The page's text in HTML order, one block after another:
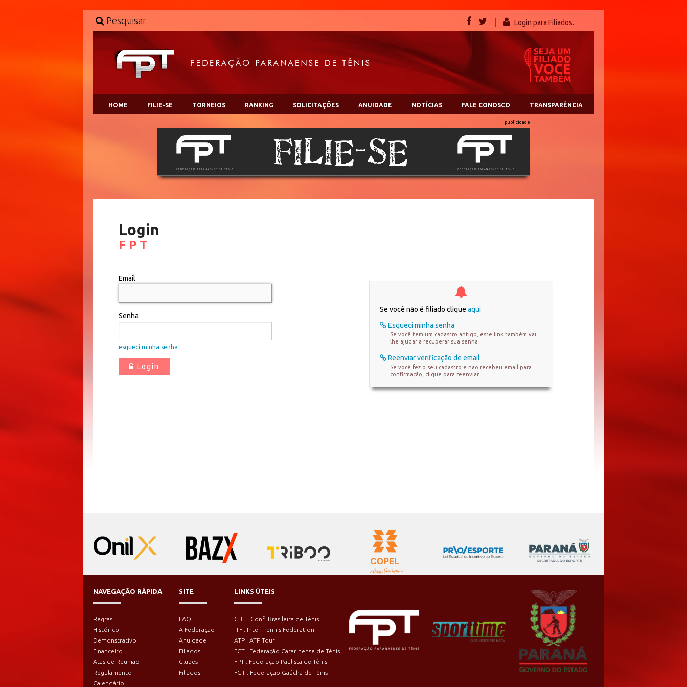
Pesquisar Login para Filiados.
HOME FILIE-SE TORNEIOS RANKING SOLICITAÇÕES ANUIDADE NOTÍCIAS FALE CONOSCO TRANSPARÊNCIA
publicidade
Login
F P T
Email
Senha
esqueci minha senha
Login
Se você não é filiado clique aqui
Esqueci minha senha
Se você tem um cadastro antigo, este link também vai
lhe ajudar a recuperar sua senha
Reenviar verificação de email
Se você fez o seu cadastro e não recebeu email para
confirmação, clique para reenviar.
NAVEGAÇÃO RÁPIDA
Regras
Histórico
Demonstrativo
Financeiro
Atas de Reunião
Regulamento
Calendário
SITE
FAQ
A Federação
Anuidade
Filiados
Clubes
Filiados
LINKS ÚTEIS
CBT . Conf. Brasileira de Tênis
ITF . Inter. Tennis Federation
ATP . ATP Tour
FCT . Federação Catarinense de Tênis
FPT . Federação Paulista de Tênis
FGT . Federação Gaúcha de Tênis